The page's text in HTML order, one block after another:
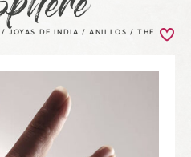
/JOYAS DE INDIA /ANILLOS / THE